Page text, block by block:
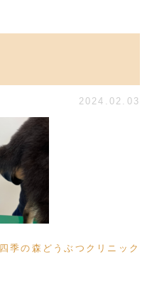
2024.02.03
四季の森どうぶつクリニック